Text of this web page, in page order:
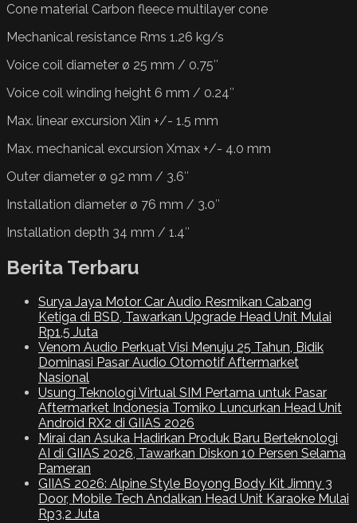
Cone material Carbon fleece multilayer cone
Mechanical resistance Rms 1.26 kg/s
Voice coil diameter ø 25 mm / 0.75″
Voice coil winding height 6 mm / 0.24″
Max. linear excursion Xlin +/- 1.5 mm
Max. mechanical excursion Xmax +/- 4.0 mm
Outer diameter ø 92 mm / 3.6″
Installation diameter ø 76 mm / 3.0″
Installation depth 34 mm / 1.4″
Berita Terbaru
Surya Jaya Motor Car Audio Resmikan Cabang
Ketiga di BSD, Tawarkan Upgrade Head Unit Mulai
Rp1,5 Juta
Venom Audio Perkuat Visi Menuju 25 Tahun, Bidik
Dominasi Pasar Audio Otomotif Aftermarket
Nasional
Usung Teknologi Virtual SIM Pertama untuk Pasar
Aftermarket Indonesia Tomiko Luncurkan Head Unit
Android RX2 di GIIAS 2026
Mirai dan Asuka Hadirkan Produk Baru Berteknologi
AI di GIIAS 2026, Tawarkan Diskon 10 Persen Selama
Pameran
GIIAS 2026: Alpine Style Boyong Body Kit Jimny 3
Door, Mobile Tech Andalkan Head Unit Karaoke Mulai
Rp3,2 Juta